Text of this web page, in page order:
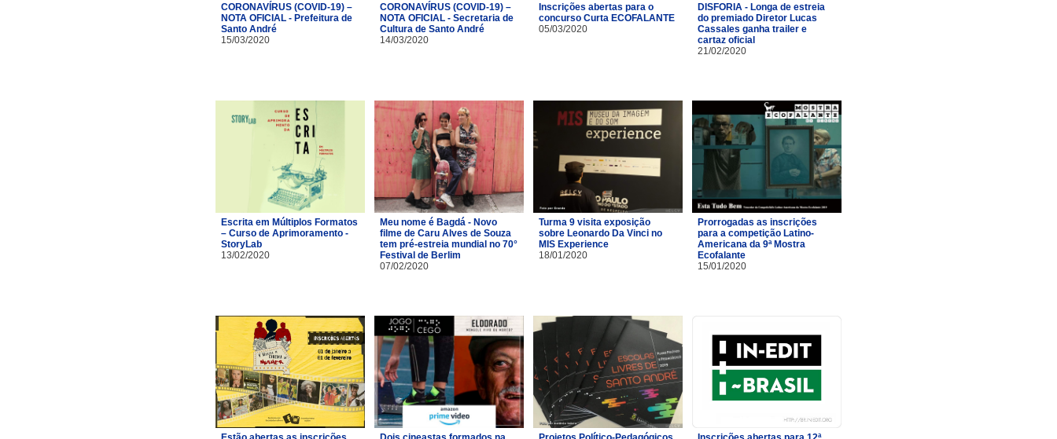
CORONAVÍRUS (COVID-19) –
NOTA OFICIAL - Prefeitura de
Santo André
15/03/2020
CORONAVÍRUS (COVID-19) –
NOTA OFICIAL - Secretaria de
Cultura de Santo André
14/03/2020
Inscrições abertas para o
concurso Curta ECOFALANTE
05/03/2020
DISFORIA - Longa de estreia
do premiado Diretor Lucas
Cassales ganha trailer e
cartaz oficial
21/02/2020
Escrita em Múltiplos Formatos
– Curso de Aprimoramento -
StoryLab
13/02/2020
Meu nome é Bagdá - Novo
filme de Caru Alves de Souza
tem pré-estreia mundial no 70°
Festival de Berlim
07/02/2020
Turma 9 visita exposição
sobre Leonardo Da Vinci no
MIS Experience
18/01/2020
Prorrogadas as inscrições
para a competição Latino-
Americana da 9ª Mostra
Ecofalante
15/01/2020